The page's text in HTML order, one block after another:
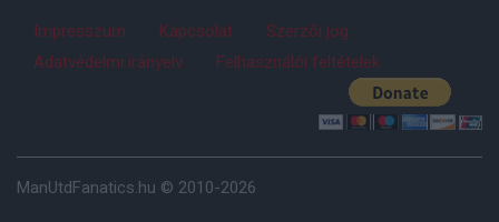
Impresszum Kapcsolat
Szerzői jog
Adatvédelmi irányelv
Felhasználói feltételek
ManUtdFanatics.hu © 2010-2026